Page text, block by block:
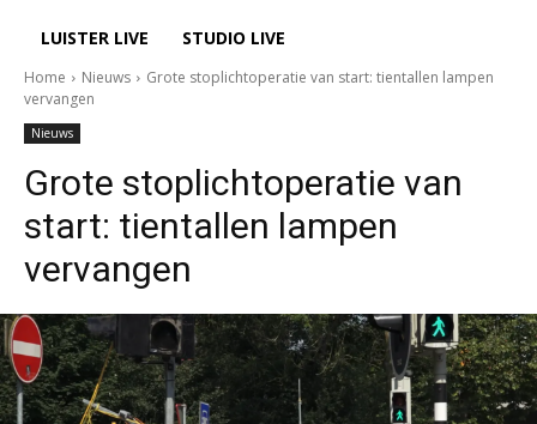
LUISTER LIVE STUDIO LIVE
Home Nieuws
Grote stoplichtoperatie van start: tientallen lampen
vervangen
Nieuws
Grote stoplichtoperatie van
start: tientallen lampen
vervangen